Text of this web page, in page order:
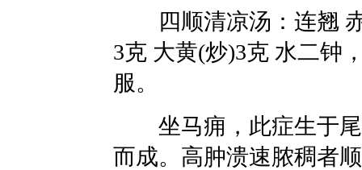
四顺清凉汤：连翘 赤
3克 大黄(炒)3克 水二钟
服。
坐马痈，此症生于尾
而成。高肿溃速脓稠者